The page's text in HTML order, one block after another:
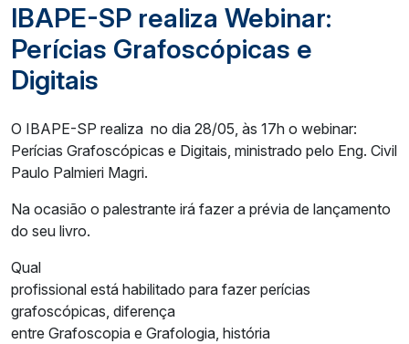
IBAPE-SP realiza Webinar:
Perícias Grafoscópicas e
Digitais
O IBAPE-SP realiza no dia 28/05, às 17h o webinar:
Perícias Grafoscópicas e Digitais, ministrado pelo Eng. Civil
Paulo Palmieri Magri.
Na ocasião o palestrante irá fazer a prévia de lançamento
do seu livro.
Qual
profissional está habilitado para fazer perícias
grafoscópicas, diferença
entre Grafoscopia e Grafologia, história